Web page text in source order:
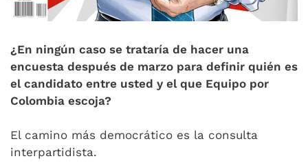
¿En ningún caso se trataría de hacer una
encuesta después de marzo para definir quién es
el candidato entre usted y el que Equipo por
Colombia escoja?
El camino más democrático es la consulta
interpartidista.